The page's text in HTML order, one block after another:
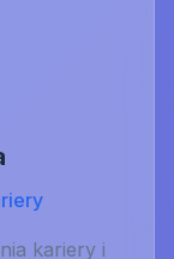
kariery i